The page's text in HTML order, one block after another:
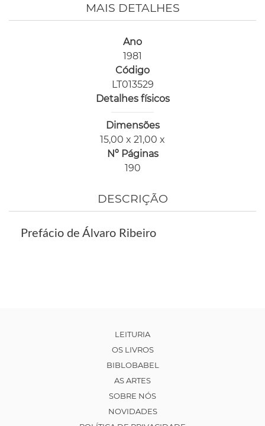
MAIS DETALHES
Ano
1981
Código
LT013529
Detalhes físicos
Dimensões
15,00 x 21,00 x
Nº Páginas
190
DESCRIÇÃO
Prefácio de Álvaro Ribeiro
LEITURIA
OS LIVROS
BIBLOBABEL
AS ARTES
SOBRE NÓS
NOVIDADES